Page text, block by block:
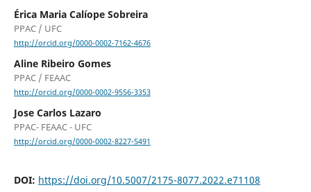
Érica Maria Calíope Sobreira
PPAC / UFC
http://orcid.org/0000-0002-7162-4676
Aline Ribeiro Gomes
PPAC / FEAAC
http://orcid.org/0000-0002-9556-3353
Jose Carlos Lazaro
PPAC- FEAAC - UFC
http://orcid.org/0000-0002-8227-5491
DOI: https://doi.org/10.5007/2175-8077.2022.e71108